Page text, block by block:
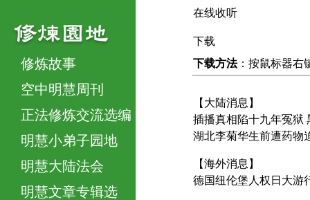
修炼故事
空中明慧周刊
正法修炼交流选编
明慧小弟子园地
明慧大陆法会
明慧文章专辑选
在线收听
下载
下载方法：按鼠标器右
【大陆消息】
插播真相陷十九年冤狱
湖北李菊华生前遭药物
【海外消息】
德国纽伦堡人权日大